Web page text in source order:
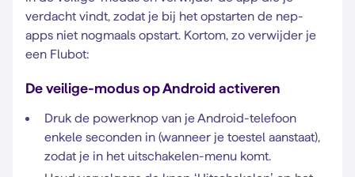
verdacht vindt, zodat je bij het opstarten de nep-
apps niet nogmaals opstart. Kortom, zo verwijder je
een Flubot:
De veilige-modus op Android activeren
Druk de powerknop van je Android-telefoon
enkele seconden in (wanneer je toestel aanstaat),
zodat je in het uitschakelen-menu komt.